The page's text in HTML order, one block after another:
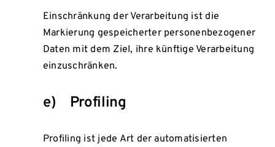
Einschränkung der Verarbeitung ist die
Markierung gespeicherter personenbezogener
Daten mit dem Ziel, ihre künftige Verarbeitung
einzuschränken.
e) Profiling
Profiling ist jede Art der automatisierten